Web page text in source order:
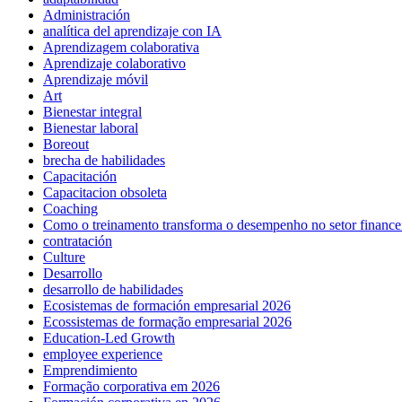
Administración
analítica del aprendizaje con IA
Aprendizagem colaborativa
Aprendizaje colaborativo
Aprendizaje móvil
Art
Bienestar integral
Bienestar laboral
Boreout
brecha de habilidades
Capacitación
Capacitacion obsoleta
Coaching
Como o treinamento transforma o desempenho no setor
contratación
Culture
Desarrollo
desarrollo de habilidades
Ecosistemas de formación empresarial 2026
Ecossistemas de formação empresarial 2026
Education-Led Growth
employee experience
Emprendimiento
Formação corporativa em 2026